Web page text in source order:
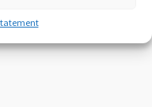
PRISUPPGIFT ->